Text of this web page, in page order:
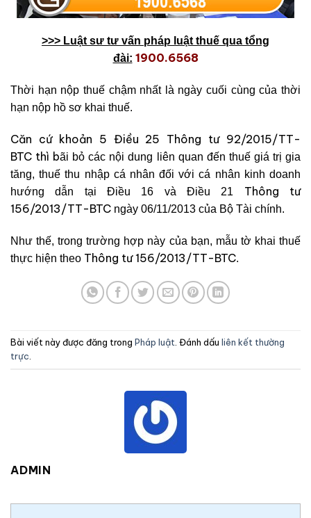
>>> Luật sư tư vấn pháp luật thuế qua tổng
đài: 1900.6568
Thời hạn nộp thuế chậm nhất là ngày cuối cùng của thời
hạn nộp hồ sơ khai thuế.
Căn cứ khoản 5 Điều 25 Thông tư 92/2015/TT-
BTC thì bãi bỏ các nội dung liên quan đến thuế giá trị gia
tăng, thuế thu nhập cá nhân đối với cá nhân kinh doanh
hướng dẫn tại Điều 16 và Điều 21 Thông tư
156/2013/TT-BTC ngày 06/11/2013 của Bộ Tài chính.
Như thế, trong trường hợp này của bạn, mẫu tờ khai thuế
thực hiện theo Thông tư 156/2013/TT-BTC.
Bài viết này được đăng trong Pháp luật . Đánh dấu liên kết thường
trực
ADMIN